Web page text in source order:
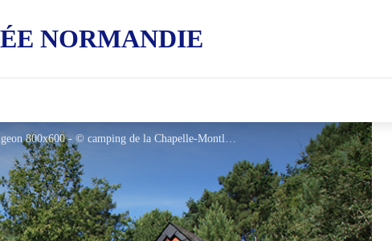
NORMANDIE
camping-de-la-Chapelle-Montligeon 800x600 - © camping de la Chapelle-Montligeon